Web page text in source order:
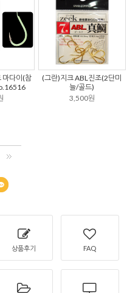
마다이(참
(그란)지크 ABL진조(2단미
늘/골드)
3,500원
상품후기 FAQ